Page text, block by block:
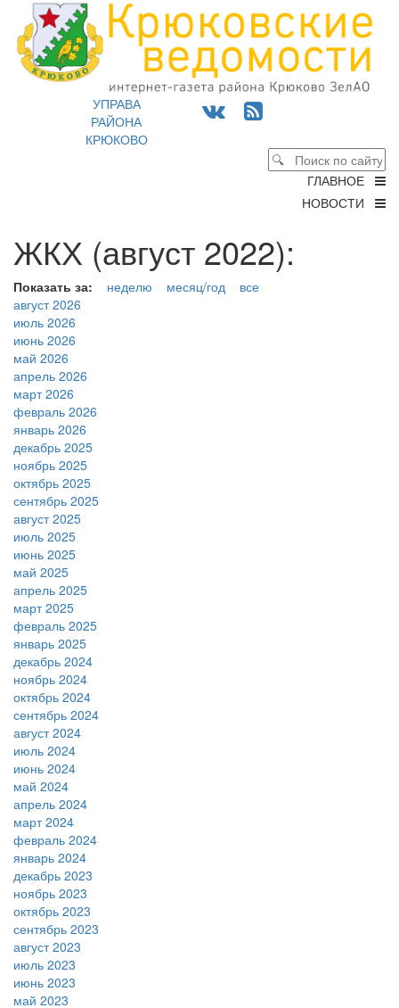
УПРАВА
РАЙОНА
КРЮКОВО
ГЛАВНОЕ
НОВОСТИ
ЖКХ (август 2022):
Показать за: неделю месяц/год
все
август 2026
июль 2026
июнь 2026
май 2026
апрель 2026
март 2026
февраль 2026
январь 2026
декабрь 2025
ноябрь 2025
октябрь 2025
сентябрь 2025
август 2025
июль 2025
июнь 2025
май 2025
апрель 2025
март 2025
февраль 2025
январь 2025
декабрь 2024
ноябрь 2024
октябрь 2024
сентябрь 2024
август 2024
июль 2024
июнь 2024
май 2024
апрель 2024
март 2024
февраль 2024
январь 2024
декабрь 2023
ноябрь 2023
октябрь 2023
сентябрь 2023
август 2023
июль 2023
июнь 2023
май 2023